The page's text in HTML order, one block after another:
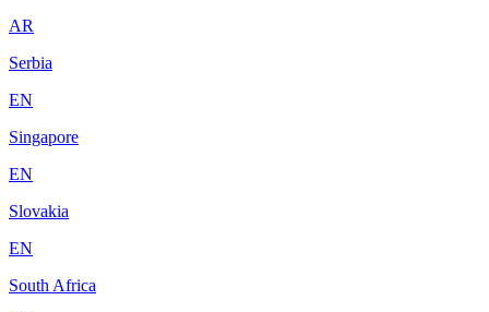
AR
Serbia
EN
Singapore
EN
Slovakia
EN
South Africa